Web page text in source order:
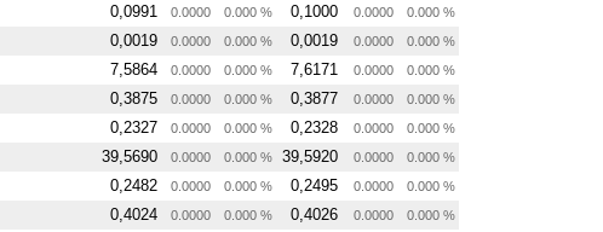
0,0991 0.0000 0.000 % 0,1000 0.0000 0.000 %
0,0019 0.0000 0.000 % 0,0019 0.0000 0.000 %
7,5864 0.0000 0.000 % 7,6171 0.0000 0.000 %
0,3875 0.0000 0.000 % 0,3877 0.0000 0.000 %
0,2327 0.0000 0.000 % 0,2328 0.0000 0.000 %
39,5690 0.0000 0.000 % 39,5920 0.0000 0.000 %
0,2482 0.0000 0.000 % 0,2495 0.0000 0.000 %
0,4024 0.0000 0.000 % 0,4026 0.0000 0.000 %